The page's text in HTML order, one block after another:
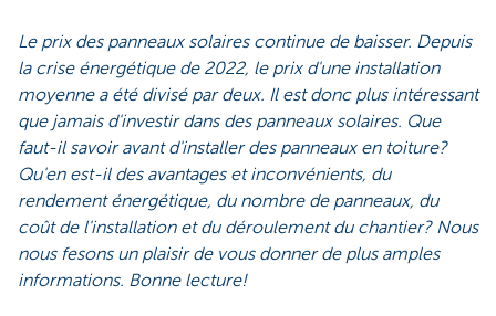
Le prix des panneaux solaires continue de baisser. Depuis
la crise énergétique de 2022, le prix d'une installation
moyenne a été divisé par deux. Il est donc plus intéressant
que jamais d'investir dans des panneaux solaires. Que
faut-il savoir avant d'installer des panneaux en toiture?
Qu'en est-il des avantages et inconvénients, du
rendement énergétique, du nombre de panneaux, du
coût de l'installation et du déroulement du chantier? Nous
nous fesons un plaisir de vous donner de plus amples
informations. Bonne lecture!